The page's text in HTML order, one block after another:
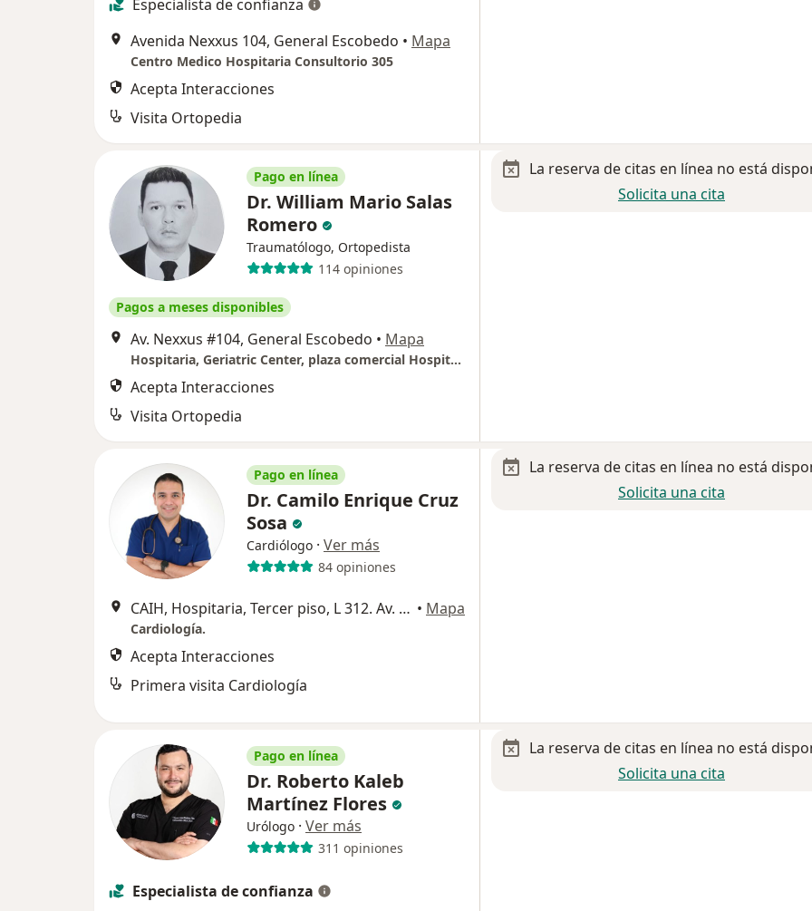
Especialista de confianza
Avenida Nexxus 104, General Escobedo • Mapa
Centro Medico Hospitaria Consultorio 305
Acepta Interacciones
Visita Ortopedia
Pago en línea
Dr. William Mario Salas
Romero
Traumatólogo, Ortopedista
114 opiniones
Pagos a meses disponibles
Av. Nexxus #104, General Escobedo • Mapa
Hospitaria, Geriatric Center, plaza comercial Hospitaria Local #113, Planta baja
Acepta Interacciones
Visita Ortopedia
La reserva de citas en línea no está
Solicita una cita
Pago en línea
Dr. Camilo Enrique Cruz
Sosa
Cardiólogo · Ver más
84 opiniones
CAIH, Hospitaria, Tercer piso, L 312. Av. Nexxus 104, Nexxus Residencial, Joyas de Anáhuac., Monterrey • Mapa
Cardiología.
Acepta Interacciones
Primera visita Cardiología
La reserva de citas en línea no está
Solicita una cita
Pago en línea
Dr. Roberto Kaleb
Martínez Flores
Urólogo · Ver más
311 opiniones
Especialista de confianza
La reserva de citas en línea no está
Solicita una cita